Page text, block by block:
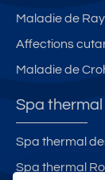
Maladie de
Affections
Maladie de
Spa thermal
Spa thermal
Spa thermal